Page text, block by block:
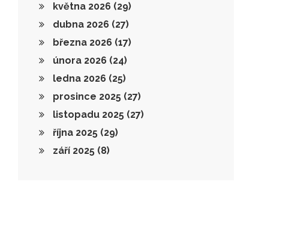
května 2026 (29)
dubna 2026 (27)
března 2026 (17)
února 2026 (24)
ledna 2026 (25)
prosince 2025 (27)
listopadu 2025 (27)
října 2025 (29)
září 2025 (8)